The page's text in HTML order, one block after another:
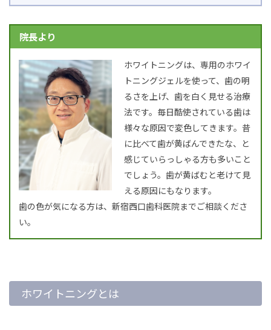
院長より
ホワイトニングは、専用のホワイ
トニングジェルを使って、歯の明
るさを上げ、歯を白く見せる治療
法です。毎日酷使されている歯は
様々な原因で変色してきます。昔
に比べて歯が黄ばんできたな、と
感じていらっしゃる方も多いこと
でしょう。歯が黄ばむと老けて見
える原因にもなります。
歯の色が気になる方は、新宿西口歯科医院までご相談くださ
い。
ホワイトニングとは